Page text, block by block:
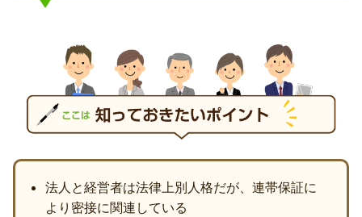
法人と経営者は法律上別人格だが、連帯保証に
より密接に関連している